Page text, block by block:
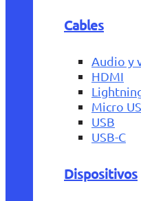
Cables
Audio y
HDMI
Micro
USB
USB-C
Dispositivos